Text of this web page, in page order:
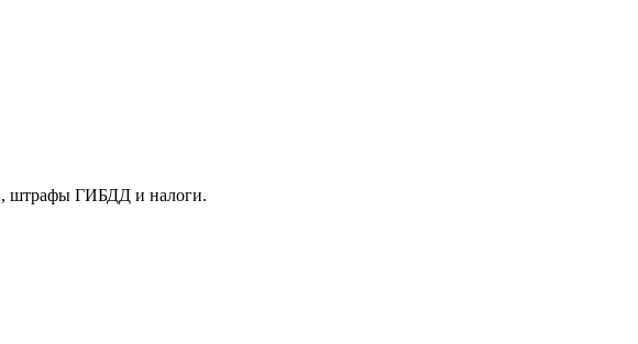
штрафы ГИБДД и налоги.